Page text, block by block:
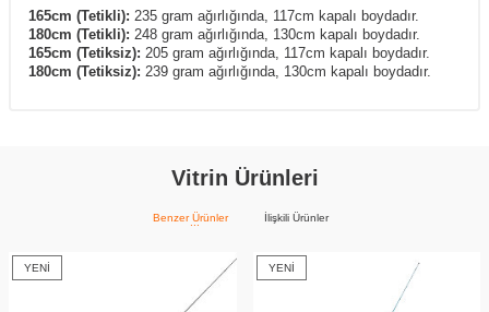
165cm (Tetikli): 235 gram ağırlığında, 117cm kapalı boydadır.
180cm (Tetikli): 248 gram ağırlığında, 130cm kapalı boydadır.
165cm (Tetiksiz): 205 gram ağırlığında, 117cm kapalı boydadır.
180cm (Tetiksiz): 239 gram ağırlığında, 130cm kapalı boydadır.
Vitrin Ürünleri
Benzer Ürünler İlişkili Ürünler
YENI YENI